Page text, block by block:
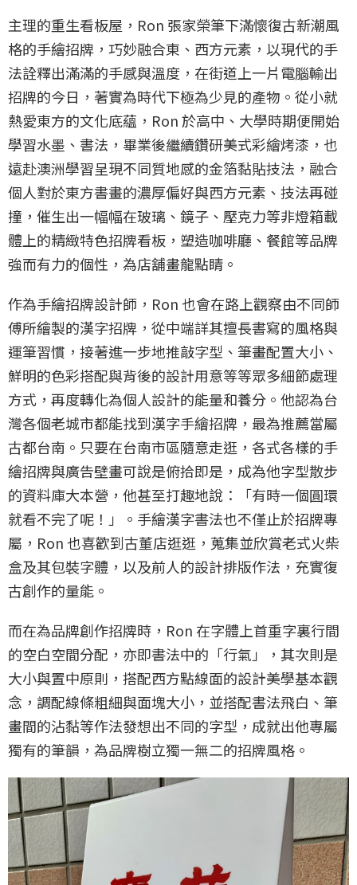
主理的重生看板屋，Ron 張家榮筆下滿懷復古新潮風
格的手繪招牌，巧妙融合東、西方元素，以現代的手
法詮釋出滿滿的手感與溫度，在街道上一片電腦輸出
招牌的今日，著實為時代下極為少見的產物。從小就
熱愛東方的文化底蘊，Ron 於高中、大學時期便開始
學習水墨、書法，畢業後繼續鑽研美式彩繪烤漆，也
遠赴澳洲學習呈現不同質地感的金箔黏貼技法，融合
個人對於東方書畫的濃厚偏好與西方元素、技法再碰
撞，催生出一幅幅在玻璃、鏡子、壓克力等非燈箱載
體上的精緻特色招牌看板，塑造咖啡廳、餐館等品牌
強而有力的個性，為店舖畫龍點睛。
作為手繪招牌設計師，Ron 也會在路上觀察由不同師
傅所繪製的漢字招牌，從中端詳其擅長書寫的風格與
運筆習慣，接著進一步地推敲字型、筆畫配置大小、
鮮明的色彩搭配與背後的設計用意等等眾多細節處理
方式，再度轉化為個人設計的能量和養分。他認為台
灣各個老城市都能找到漢字手繪招牌，最為推薦當屬
古都台南。只要在台南市區隨意走逛，各式各樣的手
繪招牌與廣告壁畫可說是俯拾即是，成為他字型散步
的資料庫大本營，他甚至打趣地說：「有時一個圓環
就看不完了呢！」。手繪漢字書法也不僅止於招牌專
屬，Ron 也喜歡到古董店逛逛，蒐集並欣賞老式火柴
盒及其包裝字體，以及前人的設計排版作法，充實復
古創作的量能。
而在為品牌創作招牌時，Ron 在字體上首重字裏行間
的空白空間分配，亦即書法中的「行氣」，其次則是
大小與置中原則，搭配西方點線面的設計美學基本觀
念，調配線條粗細與面塊大小，並搭配書法飛白、筆
畫間的沾黏等作法發想出不同的字型，成就出他專屬
獨有的筆韻，為品牌樹立獨一無二的招牌風格。